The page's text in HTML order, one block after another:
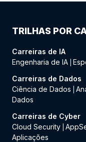
TRILHAS POR
Carreiras de IA
Engenharia de IA
Carreiras de Dados
Ciência de Dados
Dados
Carreiras de Cyber
Cloud Security
Aplicações